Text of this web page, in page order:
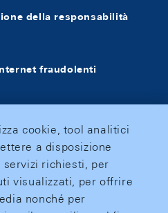
della responsabilità
fraudolenti
cookie, tool analitici
a disposizione
richiesti, per
visualizzati, per offrire
nonché per